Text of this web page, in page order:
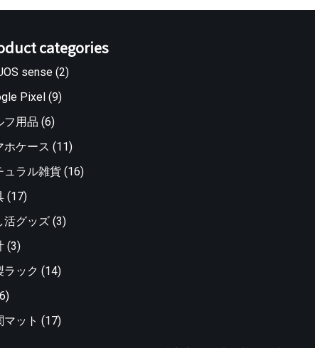
categories
sense (2)
Pixel (9)
フ用品 (6)
ホケース (11)
ュラル雑貨 (16)
(17)
活グッズ (3)
(3)
ラック (14)
マット (17)